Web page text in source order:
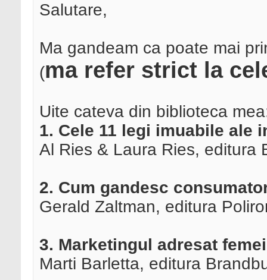
Salutare,
Ma gandeam ca poate mai
(ma refer strict la
Uite cateva din biblioteca
1. Cele 11 legi imuabile ale
Al Ries & Laura Ries, editura
2. Cum gandesc
Gerald Zaltman, editura
3. Marketingul adresat
Marti Barletta, editura